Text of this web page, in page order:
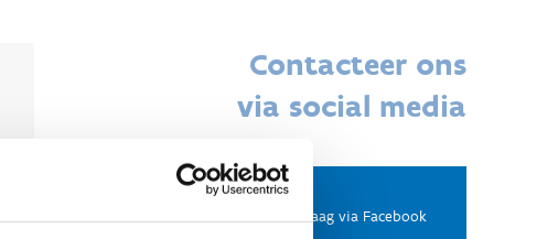
Contacteer ons
via social media
Facebook
Stel ons een vraag via Facebook